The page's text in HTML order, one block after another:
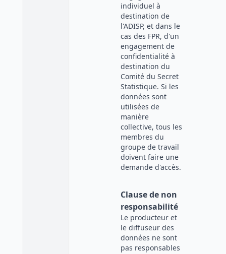
individuel à
destination de
l'ADISP, et dans le
cas des FPR, d'un
engagement de
confidentialité à
destination du
Comité du Secret
Statistique. Si les
données sont
utilisées de
manière
collective, tous les
membres du
groupe de travail
doivent faire une
demande d'accès.
Clause de non
responsabilité
Le producteur et
le diffuseur des
données ne sont
pas responsables